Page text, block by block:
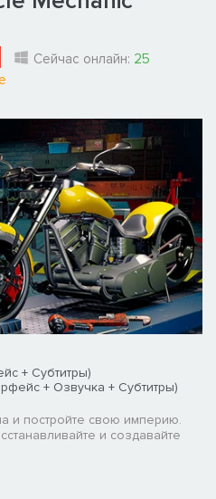
Сейчас онлайн: 25
+ Субтитры)
+ Озвучка + Субтитры)
и постройте свою империю.
и создавайте